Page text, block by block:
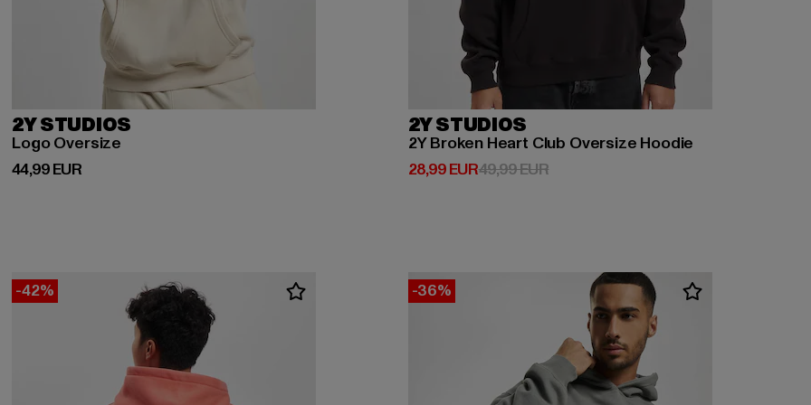
2Y STUDIOS
Logo Oversize
44,99 EUR
Derzeitiger Preis: 44,99 EUR
2Y STUDIOS
2Y Broken Heart Club Oversize Hoodie
28,99 EUR
Derzeitiger Preis: 28,99 EUR
49,99 EURAktionspreis: 49,99 EUR
-42% -36%